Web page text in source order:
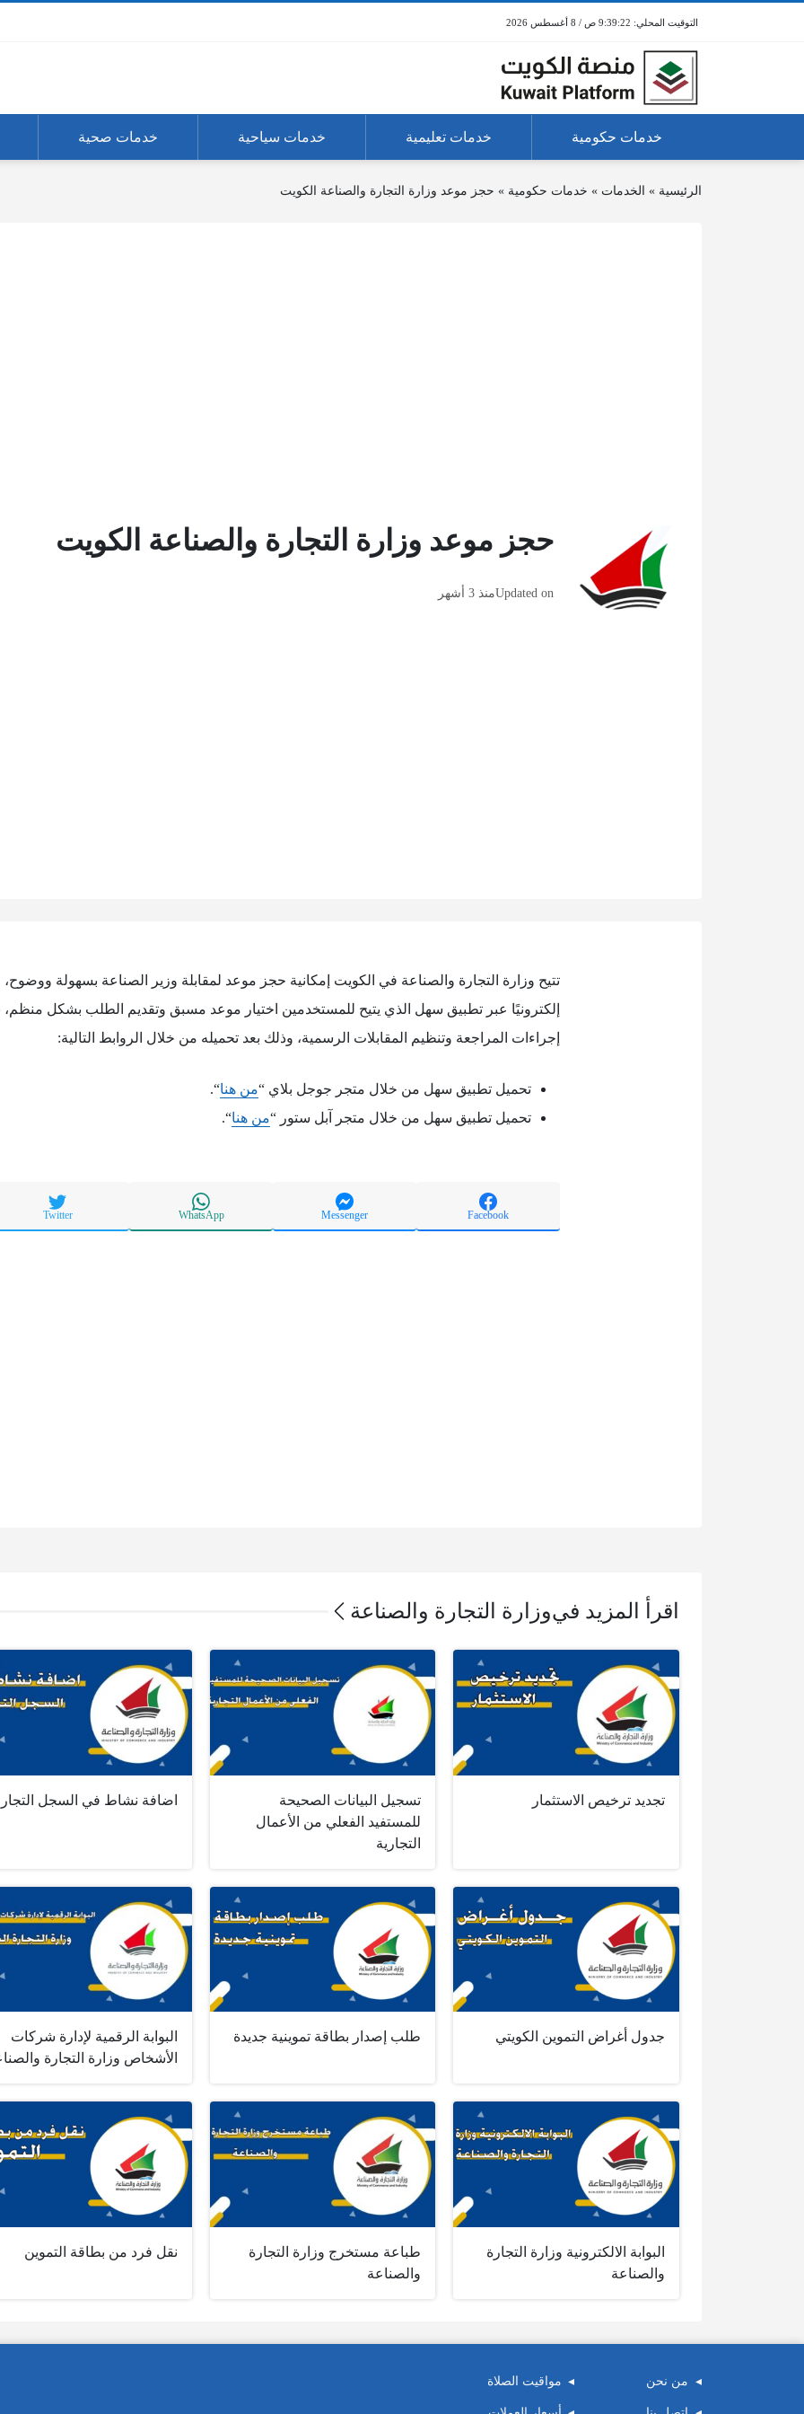
9:39:22 ص / 8 أغسطس 2026
خدمات حكومية خدمات تعليمية خدمات سياحية خدمات صحية
الرئيسية » الخدمات » خدمات حكومية » حجز موعد وزارة التجارة والصناعة الكويت
حجز موعد وزارة التجارة والصناعة الكويت
Updated onمنذ 3 أشهر
تتيح وزارة التجارة والصناعة في الكويت إمكانية حجز موعد لمقابلة وزير الصناعة بسهولة
إلكترونيًا عبر تطبيق سهل الذي يتيح للمستخدمين اختيار موعد مسبق وتقديم الطلب بشكل
إجراءات المراجعة وتنظيم المقابلات الرسمية، وذلك بعد تحميله من خلال الروابط التالية:
تحميل تطبيق سهل من خلال متجر جوجل بلاي “من هنا“.
تحميل تطبيق سهل من خلال متجر آبل ستور “من هنا“.
Facebook
Messenger
WhatsApp
Twitter
اقرأ المزيد فيوزارة التجارة والصناعة
تجديد ترخيص الاستثمار
تسجيل البيانات الصحيحة
للمستفيد الفعلي من الأعمال
التجارية
اضافة نشاط في السجل
جدول أغراض التموين الكويتي طلب إصدار بطاقة تموينية جديدة
البوابة الرقمية لإدارة شركات
الأشخاص وزارة التجارة
البوابة الالكترونية وزارة التجارة
والصناعة
طباعة مستخرج وزارة التجارة
والصناعة
نقل فرد من بطاقة التموين
من نحن مواقيت الصلاة